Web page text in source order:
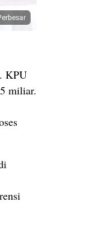
KPU
miliar.